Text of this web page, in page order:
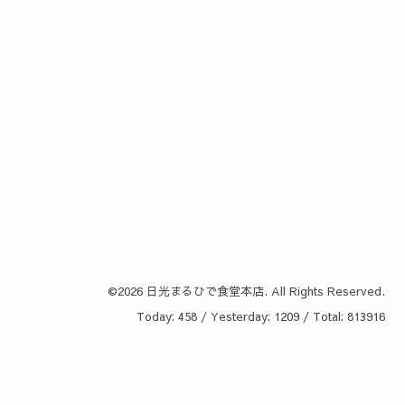
©2026 日光まるひで食堂本店. All Rights Reserved.
Today: 458 / Yesterday: 1209 / Total: 813916